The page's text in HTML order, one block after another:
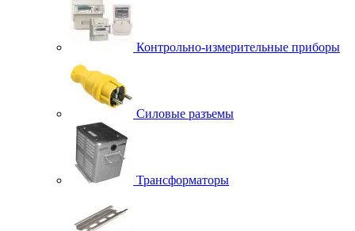
Контрольно-измерительные приборы
Силовые разъемы
Трансформаторы